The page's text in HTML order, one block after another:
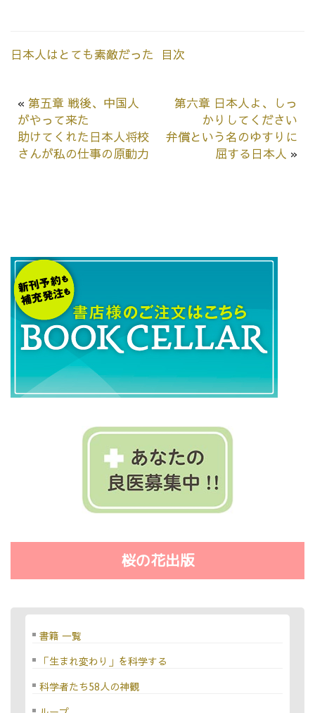
日本人はとても素敵だった 目次
« 第五章 戦後、中国人
がやって来た
助けてくれた日本人将校
さんが私の仕事の原動力
第六章 日本人よ、しっ
かりしてください
弁償という名のゆすりに
屈する日本人 »
桜の花出版
書籍 一覧
「生まれ変わり」を科学する
科学者たち58人の神観